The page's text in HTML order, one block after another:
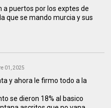
a puertos por los exptes de
que se mando murcia y sus
01, 2025
y ahora le firmo todo a la
se dieron 18% al basico